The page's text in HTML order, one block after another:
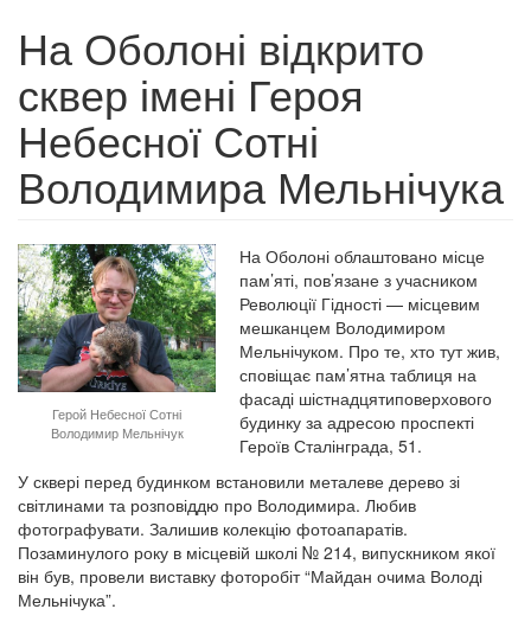
На Оболоні відкрито
сквер імені Героя
Небесної Сотні
Володимира Мельнічука
Герой Небесної Сотні
Володимир Мельнічук
На Оболоні облаштовано місце
пам’яті, пов’язане з учасником
Революції Гідності — місцевим
мешканцем Володимиром
Мельнічуком. Про те, хто тут жив,
сповіщає пам’ятна таблиця на
фасаді шістнадцятиповерхового
будинку за адресою проспекті
Героїв Сталінграда, 51.
У сквері перед будинком встановили металеве дерево зі
світлинами та розповіддю про Володимира. Любив
фотографувати. Залишив колекцію фотоапаратів.
Позаминулого року в місцевій школі № 214, випускником якої
він був, провели виставку фоторобіт “Майдан очима Володі
Мельнічука”.